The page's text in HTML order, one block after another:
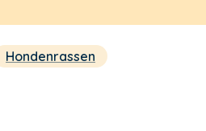
Hondenrassen